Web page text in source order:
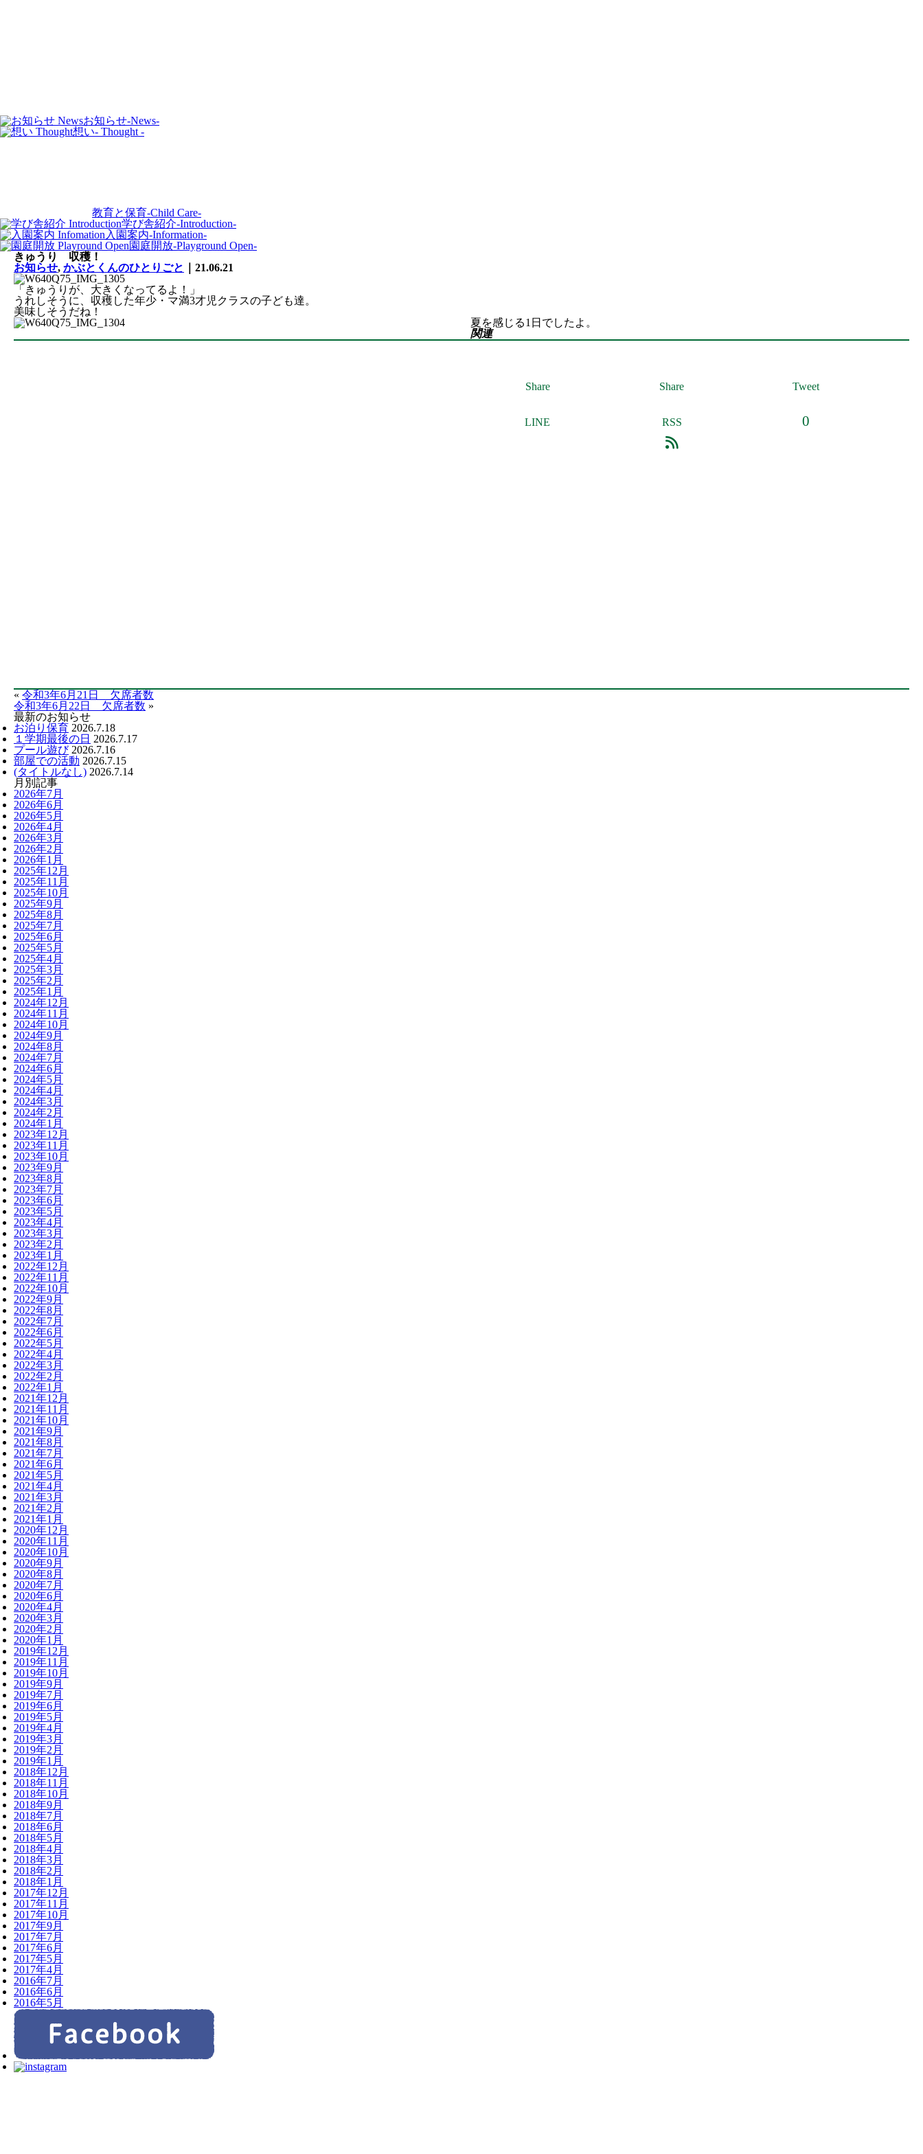
お知らせ-News-
想い- Thought -
教育と保育-Child Care-
学び舎紹介-Introduction-
入園案内-Information-
園庭開放-Playground Open-
きゅうり 収穫！
お知らせ, かぶとくんのひとりごと
｜21.06.21
「きゅうりが、大きくなってるよ！」
うれしそうに、収穫した年少・マ満3才児クラスの子ども達。
美味しそうだね！
夏を感じる1日でしたよ。
関連
Share Share Tweet
LINE RSS 0
« 令和3年6月21日 欠席者数
令和3年6月22日 欠席者数 »
最新のお知らせ
お泊り保育 2026.7.18
１学期最後の日 2026.7.17
プール遊び 2026.7.16
部屋での活動 2026.7.15
(タイトルなし) 2026.7.14
月別記事
2026年7月
2026年6月
2026年5月
2026年4月
2026年3月
2026年2月
2026年1月
2025年12月
2025年11月
2025年10月
2025年9月
2025年8月
2025年7月
2025年6月
2025年5月
2025年4月
2025年3月
2025年2月
2025年1月
2024年12月
2024年11月
2024年10月
2024年9月
2024年8月
2024年7月
2024年6月
2024年5月
2024年4月
2024年3月
2024年2月
2024年1月
2023年12月
2023年11月
2023年10月
2023年9月
2023年8月
2023年7月
2023年6月
2023年5月
2023年4月
2023年3月
2023年2月
2023年1月
2022年12月
2022年11月
2022年10月
2022年9月
2022年8月
2022年7月
2022年6月
2022年5月
2022年4月
2022年3月
2022年2月
2022年1月
2021年12月
2021年11月
2021年10月
2021年9月
2021年8月
2021年7月
2021年6月
2021年5月
2021年4月
2021年3月
2021年2月
2021年1月
2020年12月
2020年11月
2020年10月
2020年9月
2020年8月
2020年7月
2020年6月
2020年4月
2020年3月
2020年2月
2020年1月
2019年12月
2019年11月
2019年10月
2019年9月
2019年7月
2019年6月
2019年5月
2019年4月
2019年3月
2019年2月
2019年1月
2018年12月
2018年11月
2018年10月
2018年9月
2018年7月
2018年6月
2018年5月
2018年4月
2018年3月
2018年2月
2018年1月
2017年12月
2017年11月
2017年10月
2017年9月
2017年7月
2017年6月
2017年5月
2017年4月
2016年7月
2016年6月
2016年5月